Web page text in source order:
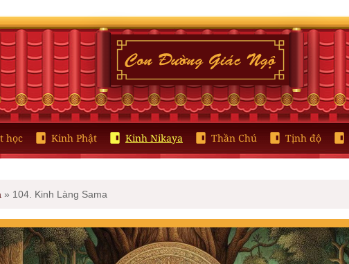
học Kinh Phật Kinh Nikaya Thần Chú Tịnh độ
» 104. Kinh Làng Sama